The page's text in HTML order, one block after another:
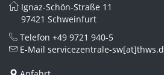
Ignaz-Schön-Straße 11
97421 Schweinfurt
Telefon +49 9721 940-5
E-Mail servicezentrale-